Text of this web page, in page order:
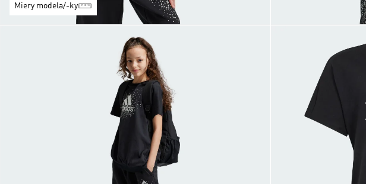
Miery modela/-ky